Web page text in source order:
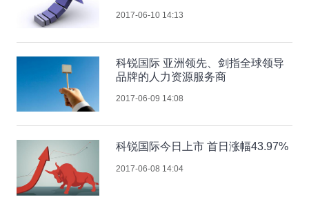
2017-06-10 14:13
科锐国际 亚洲领先、剑指全球领导
品牌的人力资源服务商
2017-06-09 14:08
科锐国际今日上市 首日涨幅43.97%
2017-06-08 14:04